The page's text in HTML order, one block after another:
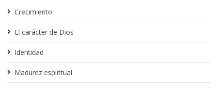
Crecimiento
El carácter de Dios
Identidad
Madurez espiritual